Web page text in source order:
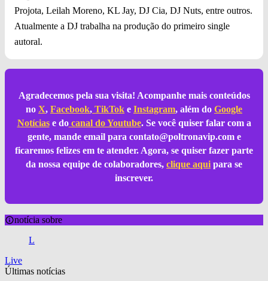
Projota, Leilah Moreno, KL Jay, DJ Cia, DJ Nuts, entre outros.
Atualmente a DJ trabalha na produção do primeiro single
autoral.
Agradecemos pela sua visita! Acompanhe mais conteúdos
no X, Facebook, TikTok e Instagram, além do Google
Notíciase docanal do Youtube. Se você quiser falar com a
gente, mande email para contato@poltronavip.come
ficaremos felizes em te atender. Agora, se quiser fazer parte
da nossa equipe de colaboradores, clique aqui para se
inscrever.
notícia sobre
L
Live
Últimas notícias